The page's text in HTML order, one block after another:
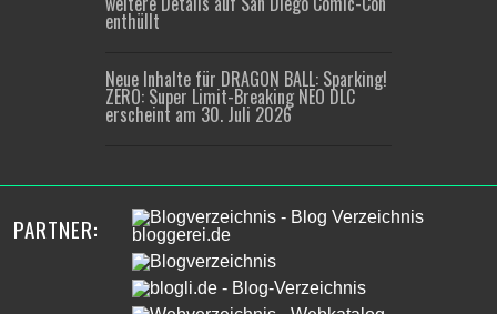
enthüllt
Neue Inhalte für DRAGON BALL: Sparking!
ZERO: Super Limit-Breaking NEO DLC
erscheint am 30. Juli 2026
PARTNER: